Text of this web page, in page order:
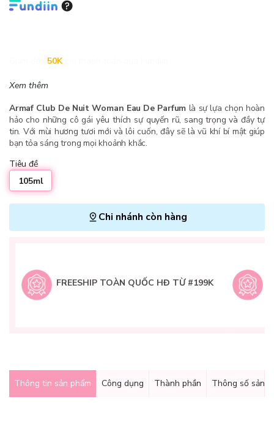
50K
Xem thêm
Armaf Club De Nuit Woman Eau De Parfum là sự lựa chọn hoàn
hảo cho những cô gái yêu thích sự quyến rũ, sang trọng và đầy tự
tin. Với mùi hương tươi mới và lôi cuốn, đây sẽ là vũ khí bí mật giúp
bạn tỏa sáng trong mọi khoảnh khắc.
Tiêu đề
105ml
Chi nhánh còn hàng
FREESHIP TOÀN QUỐC HĐ TỪ #199K
Thông tin sản phẩm Công dụng Thành phần Thông số sản